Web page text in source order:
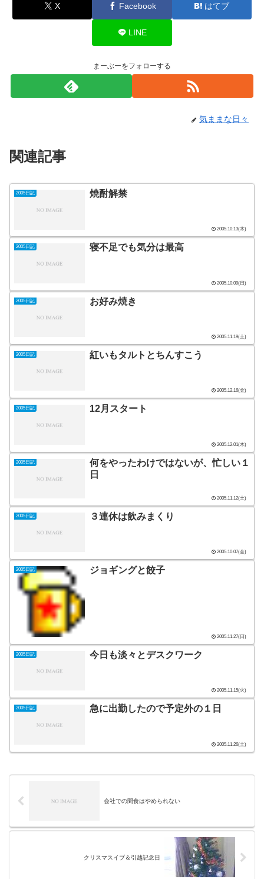
X Facebook はてブ
LINE
まーぶーをフォローする
気ままな日々
関連記事
2005日記 焼酎解禁
2005.10.13(木)
2005日記 寝不足でも気分は最高
2005.10.09(日)
2005日記 お好み焼き
2005.11.19(土)
2005日記 紅いもタルトとちんすこう
2005.12.16(金)
2005日記 12月スタート
2005.12.01(木)
2005日記
何をやったわけではないが、忙しい１
日
2005.11.12(土)
2005日記 ３連休は飲みまくり
2005.10.07(金)
2005日記 ジョギングと餃子
2005.11.27(日)
2005日記 今日も淡々とデスクワーク
2005.11.15(火)
2005日記 急に出勤したので予定外の１日
2005.11.26(土)
会社での間食はやめられない
クリスマスイブ＆引越記念日